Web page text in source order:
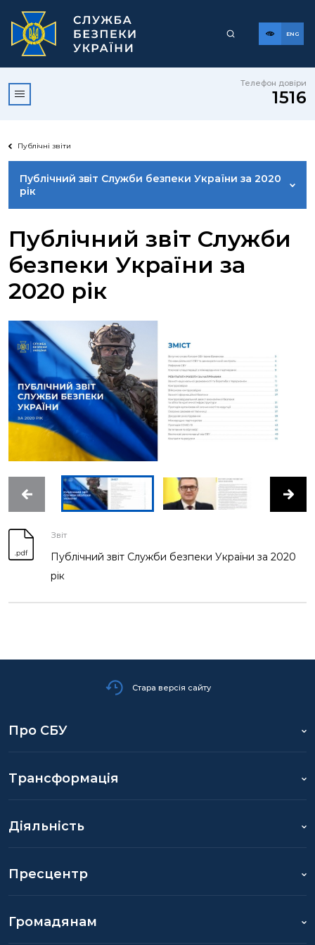
ENG
Телефон довіри
1516
Публічні звіти
Публічний звіт Служби безпеки України за 2020
рік
РЕЗУЛЬТАТИ СБУ ЗА ЧАС ПОВНОМАСШТАБНОГО
ВТОРГНЕННЯ РФ (СТАНОМ НА БЕРЕЗЕНЬ 2024
РОКУ)
ПУБЛІЧНИЙ ЗВІТ СЛУЖБИ БЕЗПЕКИ УКРАЇНИ ЗА
РЕЗУЛЬТАТИ СБУ ЗА 2021 РІК
РЕЗУЛЬТАТИ СБУ ЗА 9 МІСЯЦІВ 2021 РОКУ
РЕЗУЛЬТАТИ СБУ ЗА I ПІВРІЧЧЯ 2021 РОКУ
РЕЗУЛЬТАТИ СБУ ЗА I КВАРТАЛ 2021 РОКУ
РЕЗУЛЬТАТИ СБУ ЗА 9 МІСЯЦІВ 2020 РОКУ
РЕЗУЛЬТАТИ СБУ ЗА I ПІВРІЧЧЯ 2020 РОКУ
Публічний звіт Служби
безпеки України за
2020 рік
Звіт
Публічний звіт Служби безпеки України за 2020
рік
Стара версія сайту
Про СБУ
Трансформація
Діяльність
Пресцентр
Громадянам